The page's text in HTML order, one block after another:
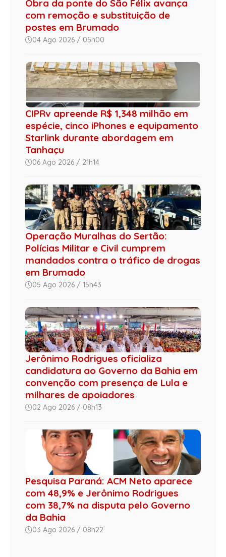
Obra da ponte do São Félix avança
com remoção e substituição de
postes em Brumado
04 Ago 2026 / 05h00
CIPRv apreende R$ 1,348 milhão em
espécie, cinco iPhones e equipamento
Starlink durante abordagem em
Tanhaçu
06 Ago 2026 / 21h14
Operação Muralhas do Sertão:
Polícias Militar e Civil cumprem
mandados contra o tráfico de drogas
em Brumado
05 Ago 2026 / 15h43
Jerônimo Rodrigues oficializa
candidatura ao Governo da Bahia em
convenção com presença de Lula e
milhares de apoiadores
02 Ago 2026 / 08h13
Pesquisa Paraná: ACM Neto aparece
com 48,9% e Jerônimo Rodrigues
com 38,7% na disputa pelo Governo
da Bahia
03 Ago 2026 / 08h22